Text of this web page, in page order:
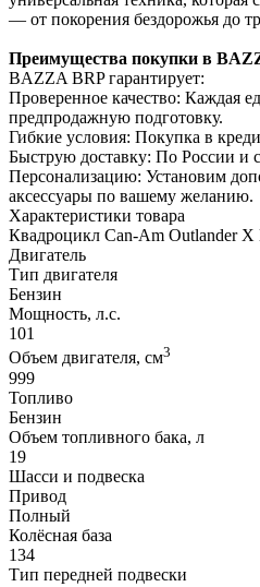
— от покорения бездорожья до
Преимущества покупки в
BAZZA BRP гарантирует:
Проверенное качество: Каждая
предпродажную подготовку.
Гибкие условия: Покупка в
Быструю доставку: По России и
Персонализацию: Установим
аксессуары по вашему желанию.
Характеристики товара
Квадроцикл Can-Am Outlander X
Двигатель
Тип двигателя
Бензин
Мощность, л.с.
101
Объем двигателя, см3
999
Топливо
Бензин
Объем топливного бака, л
19
Шасси и подвеска
Привод
Полный
Колёсная база
134
Тип передней подвески